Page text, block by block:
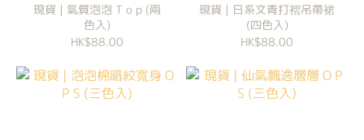
現貨 | 氣質泡泡 T o p (兩
色入)
HK$88.00
現貨 | 日系文青打褶吊帶裙
(四色入)
HK$88.00